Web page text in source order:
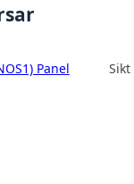
Panel